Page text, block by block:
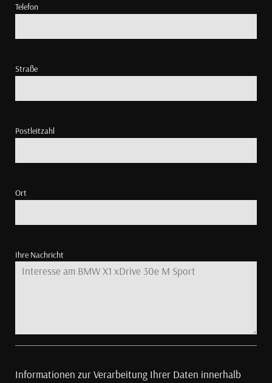
Telefon
Straße
Postleitzahl
Ort
Ihre Nachricht
Informationen zur Verarbeitung Ihrer Daten innerhalb